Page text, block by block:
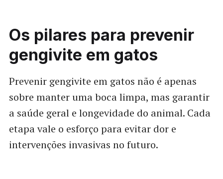
Os pilares para prevenir
gengivite em gatos
Prevenir gengivite em gatos não é apenas
sobre manter uma boca limpa, mas garantir
a saúde geral e longevidade do animal. Cada
etapa vale o esforço para evitar dor e
intervenções invasivas no futuro.